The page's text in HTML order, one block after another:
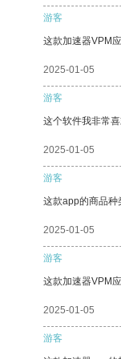
游客
这款加速器VPM
2025-01-05
游客
这个软件我非常
2025-01-05
游客
这款app的商品种
2025-01-05
游客
这款加速器VPM
2025-01-05
游客